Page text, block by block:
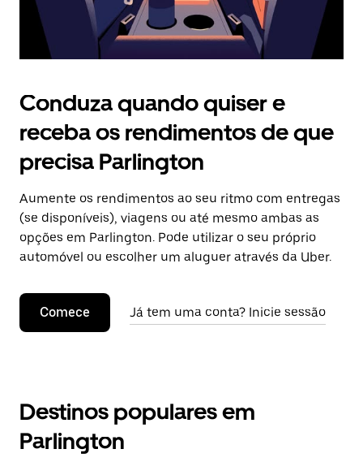
Conduza quando quiser e
receba os rendimentos de que
precisa Parlington
Aumente os rendimentos ao seu ritmo com entregas
(se disponíveis), viagens ou até mesmo ambas as
opções em Parlington. Pode utilizar o seu próprio
automóvel ou escolher um aluguer através da Uber.
Comece Já tem uma conta? Inicie sessão
Destinos populares em
Parlington